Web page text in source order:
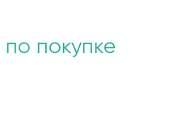
по покупке